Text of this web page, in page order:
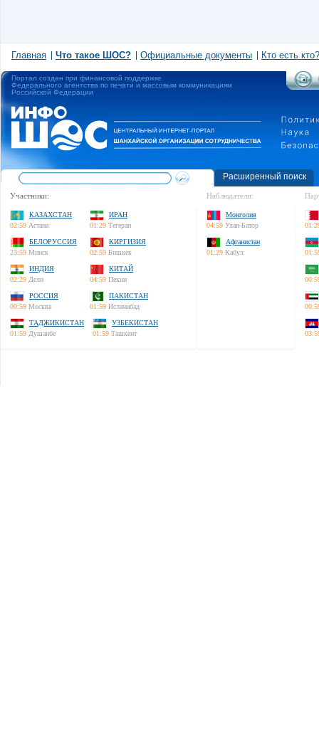
Главная Что такое ШОС? Официальные документы Кто есть кто?
Портал создан при финансовой поддержке
Федерального агентства по печати и массовым коммуникациям
Российской Федерации
Расширенный поиск
Участники:
КАЗАХСТАН
02:59 Астана
ИРАН
01:29 Тегеран
БЕЛОРУССИЯ
23:59 Минск
КИРГИЗИЯ
02:59 Бишкек
ИНДИЯ
02:29 Дели
КИТАЙ
04:59 Пекин
РОССИЯ
00:59 Москва
ПАКИСТАН
01:59 Исламабад
ТАДЖИКИСТАН
01:59 Душанбе
УЗБЕКИСТАН
01:59 Ташкент
Наблюдатели:
Монголия
04:59 Улан-Батор
Афганистан
01:29 Кабул